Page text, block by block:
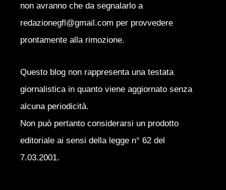
non avranno che da segnalarlo a
redazionegfl@gmail.com per provvedere
prontamente alla rimozione.
Questo blog non rappresenta una testata
giornalistica in quanto viene aggiornato senza
alcuna periodicità.
Non può pertanto considerarsi un prodotto
editoriale ai sensi della legge n° 62 del
7.03.2001.